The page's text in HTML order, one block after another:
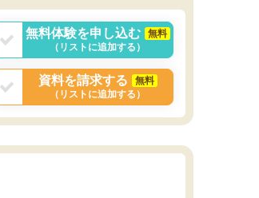
と感じました。
無料体験を申し込む
無料
（リストに追加する）
資料を請求する
無料
（リストに追加する）